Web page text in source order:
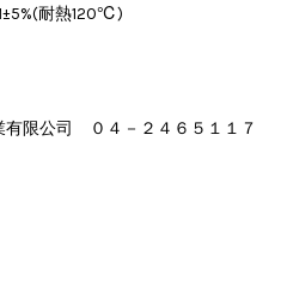
耐熱120℃)
限公司 ０４－２４６５１１７